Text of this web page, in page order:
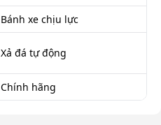
Bánh xe chịu lực
Xả đá tự động
Chính hãng